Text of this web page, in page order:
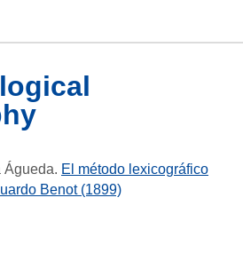
Digitalia
Águeda. El método lexicográfico
Benot (1899)